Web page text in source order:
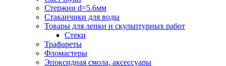
Стержни d=5.6мм
Стаканчики для воды
Товары для лепки и скульптурных работ
Стеки
Трафареты
Фломастеры
Эпоксидная смола, аксессуары